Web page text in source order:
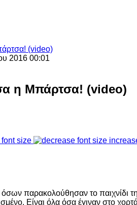
2016 00:01
η Μπάρτσα! (video)
size
παρακολούθησαν το παιχνίδι
Είναι όλα όσα έγιναν στο